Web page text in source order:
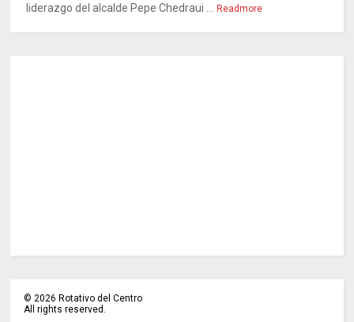
liderazgo del alcalde Pepe Chedraui ...
Readmore
© 2026 Rotativo del Centro
All rights reserved.